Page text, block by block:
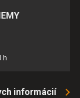
h
informácií